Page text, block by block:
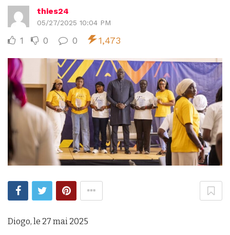
thies24
05/27/2025 10:04 PM
1 0 0 1,473
Diogo, le 27 mai 2025